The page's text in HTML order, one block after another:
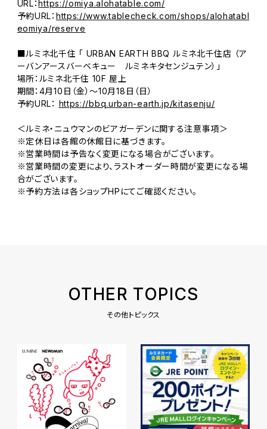
URL： https://omiya.alohatable.com/
予約URL： https://www.tablecheck.com/shops/alohatabl
eomiya/reserve
■ルミネ北千住 「 URBAN EARTH BBQ ルミネ北千住店 （ア
ーバンアースバーベキュー ルミネキタセンジュテン）」
場所：ルミネ北千住 10F 屋上
期間：4月10日（金）～10月18日（日）
予約URL： https://bbq.urban-earth.jp/kitasenju/
＜ルミネ・ニュウマンのビアガーデンに関する注意事項＞
※定休日は各館の休館日に基づきます。
※営業時間は予告なく変更になる場合がございます。
※営業時間の変更により、ラストオーダー時間が変更になる場
合がございます。
※予約方法は各ショップHPにてご確認ください。
OTHER TOPICS
その他トピックス